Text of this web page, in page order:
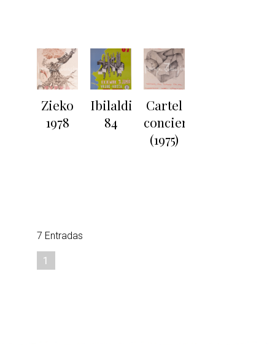
Zieko
1978
Ibilaldia
84
Cartel
concierto
(1975)
7 Entradas
1